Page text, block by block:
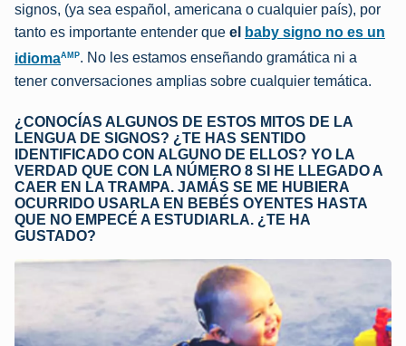
signos, (ya sea español, americana o cualquier país), por
tanto es importante entender que el
baby signo no es un
idiomaAMP. No les estamos enseñando gramática ni a
tener conversaciones amplias sobre cualquier temática.
¿CONOCÍAS ALGUNOS DE ESTOS MITOS DE LA
LENGUA DE SIGNOS? ¿TE HAS SENTIDO
IDENTIFICADO CON ALGUNO DE ELLOS? YO LA
VERDAD QUE CON LA NÚMERO 8 SI HE LLEGADO A
CAER EN LA TRAMPA. JAMÁS SE ME HUBIERA
OCURRIDO USARLA EN BEBÉS OYENTES HASTA
QUE NO EMPECÉ A ESTUDIARLA. ¿TE HA
GUSTADO?